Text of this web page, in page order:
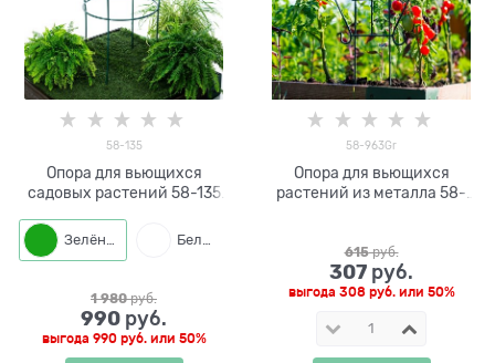
58-135
Опора для вьющихся
садовых растений 58-135
h=99 см
Зелёный Белый
1 980 руб.
990 руб.
выгода 990 руб.или 50%
58-963Gr
Опора для вьющихся
растений из металла 58-
615 руб.
307 руб.
выгода 308 руб.или 50%